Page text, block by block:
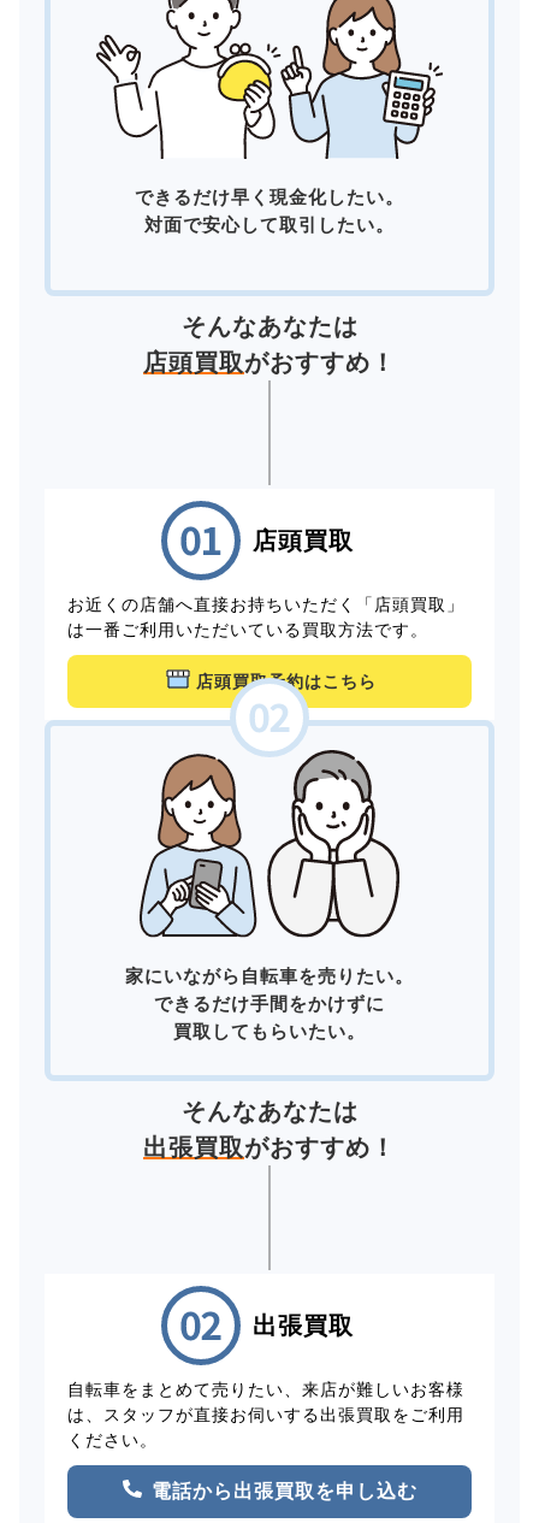
できるだけ早く現金化したい。
対面で安心して取引したい。
そんなあなたは
店頭買取がおすすめ！
店頭買取
お近くの店舗へ直接お持ちいただく「店頭買取」
は一番ご利用いただいている買取方法です。
店頭買取予約はこちら
家にいながら自転車を売りたい。
できるだけ手間をかけずに
買取してもらいたい。
そんなあなたは
出張買取がおすすめ！
出張買取
自転車をまとめて売りたい、来店が難しいお客様
は、スタッフが直接お伺いする出張買取をご利用
ください。
電話から出張買取を申し込む